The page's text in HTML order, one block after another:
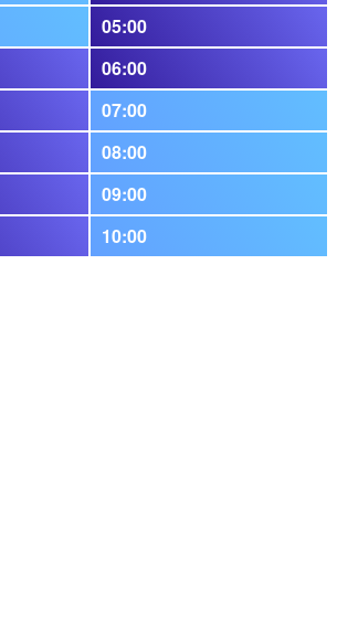
05:00
06:00
07:00
08:00
09:00
10:00